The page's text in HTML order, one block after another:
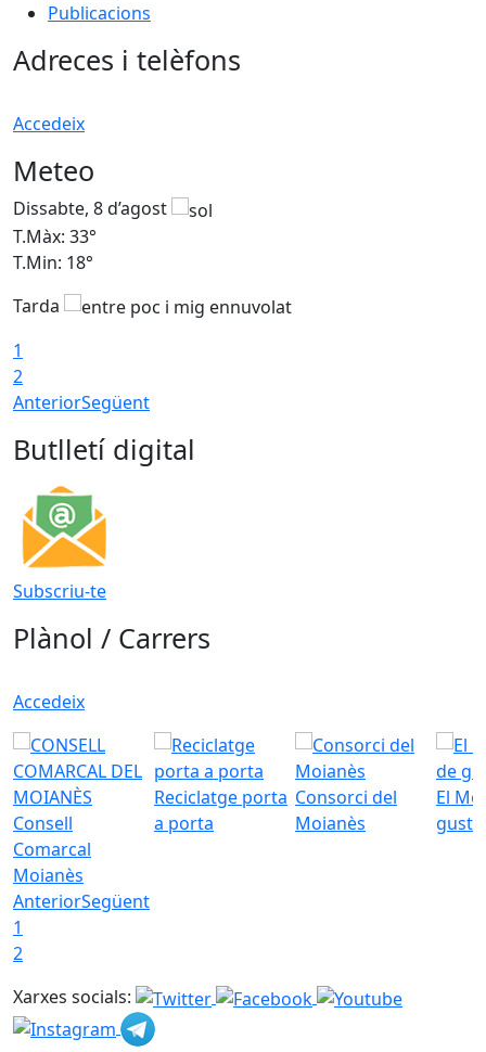
Publicacions
Adreces i telèfons
Accedeix
Meteo
Dissabte, 8 d’agost
T.Màx: 33°
T.Min: 18°
Tarda
1
2
AnteriorSegüent
Butlletí digital
Subscriu-te
Plànol / Carrers
Accedeix
Consell
Comarcal
Moianès
Reciclatge porta
a porta
Consorci del
Moianès
El
gust
AnteriorSegüent
1
2
Xarxes socials: